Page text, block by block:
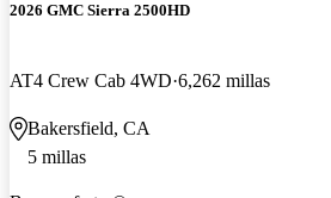
2026 GMC Sierra 2500HD
AT4 Crew Cab 4WD 6,262 millas
Bakersfield, CA
5 millas